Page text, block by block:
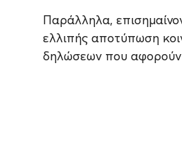
Παράλληλα,
ελλιπής αποτύπωση
δηλώσεων που αφορούν